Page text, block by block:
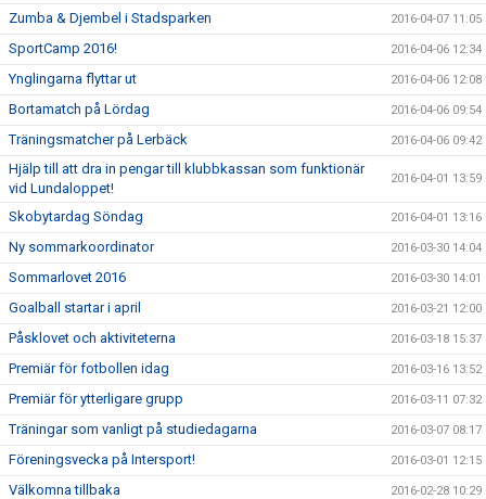
Zumba & Djembel i Stadsparken 2016-04-07 11:05
SportCamp 2016! 2016-04-06 12:34
Ynglingarna flyttar ut 2016-04-06 12:08
Bortamatch på Lördag 2016-04-06 09:54
Träningsmatcher på Lerbäck 2016-04-06 09:42
Hjälp till att dra in pengar till klubbkassan som funktionär
vid Lundaloppet!
2016-04-01 13:59
Skobytardag Söndag 2016-04-01 13:16
Ny sommarkoordinator 2016-03-30 14:04
Sommarlovet 2016 2016-03-30 14:01
Goalball startar i april 2016-03-21 12:00
Påsklovet och aktiviteterna 2016-03-18 15:37
Premiär för fotbollen idag 2016-03-16 13:52
Premiär för ytterligare grupp 2016-03-11 07:32
Träningar som vanligt på studiedagarna 2016-03-07 08:17
Föreningsvecka på Intersport! 2016-03-01 12:15
Välkomna tillbaka 2016-02-28 10:29